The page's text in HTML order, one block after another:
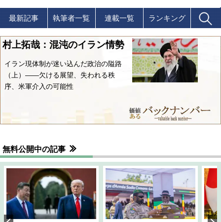
最新記事 執筆者一覧 連載一覧 ランキング
村上拓哉：混沌のイラン情勢
イラン現体制が迷い込んだ政治の隘路
（上）――欠ける展望、失われる秩
序、米軍介入の可能性
無料公開中の記事